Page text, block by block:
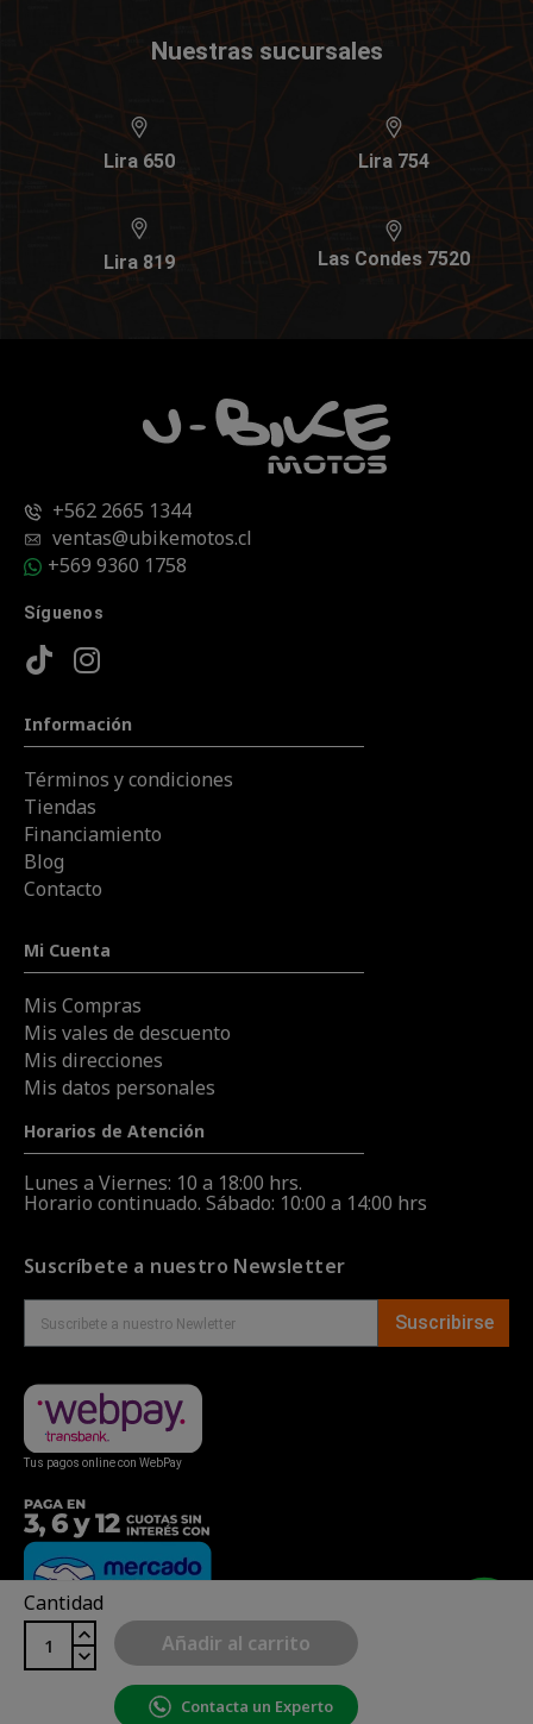
Cantidad
Añadir al carrito
Contacta un Experto
Nuestras sucursales
Lira 650 Lira 754
Lira 819 Las Condes 7520
+562 2665 1344
ventas@ubikemotos.cl
+569 9360 1758
Síguenos
Información
Términos y condiciones
Tiendas
Financiamiento
Blog
Contacto
Mi Cuenta
Mis Compras
Mis vales de descuento
Mis direcciones
Mis datos personales
Horarios de Atención
Lunes a Viernes: 10 a 18:00 hrs.
Horario continuado. Sábado: 10:00 a 14:00 hrs
Suscríbete a nuestro Newsletter
Suscribirse
Tus pagos online con WebPay
Copyright© uBike Motos 2026|Mapa del sitio